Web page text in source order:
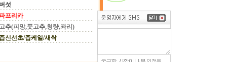
섯
프리카
추(피망,풋고추,청량,꽈리)
신선초/즙케일/새싹